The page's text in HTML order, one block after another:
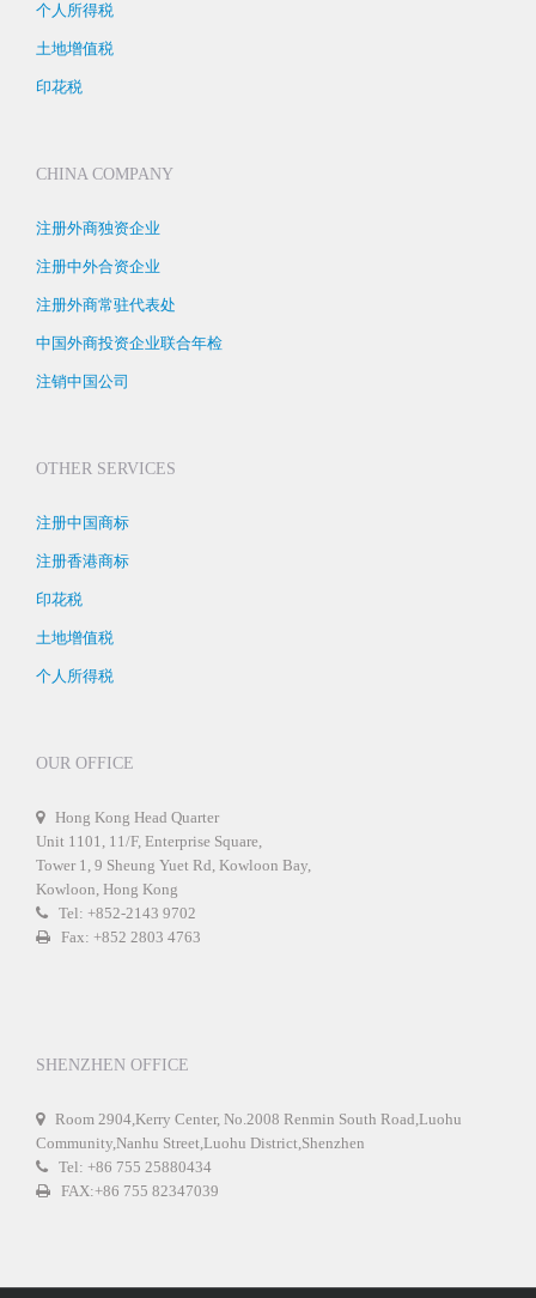
个人所得税
土地增值税
印花税
CHINA COMPANY
注册外商独资企业
注册中外合资企业
注册外商常驻代表处
中国外商投资企业联合年检
注销中国公司
OTHER SERVICES
注册中国商标
注册香港商标
印花税
土地增值税
个人所得税
OUR OFFICE
Hong Kong Head Quarter
Unit 1101, 11/F, Enterprise Square,
Tower 1, 9 Sheung Yuet Rd, Kowloon Bay,
Kowloon, Hong Kong
Tel: +852-2143 9702
Fax: +852 2803 4763
SHENZHEN OFFICE
Room 2904,Kerry Center, No.2008 Renmin South Road,Luohu
Community,Nanhu Street,Luohu District,Shenzhen
Tel: +86 755 25880434
FAX:+86 755 82347039